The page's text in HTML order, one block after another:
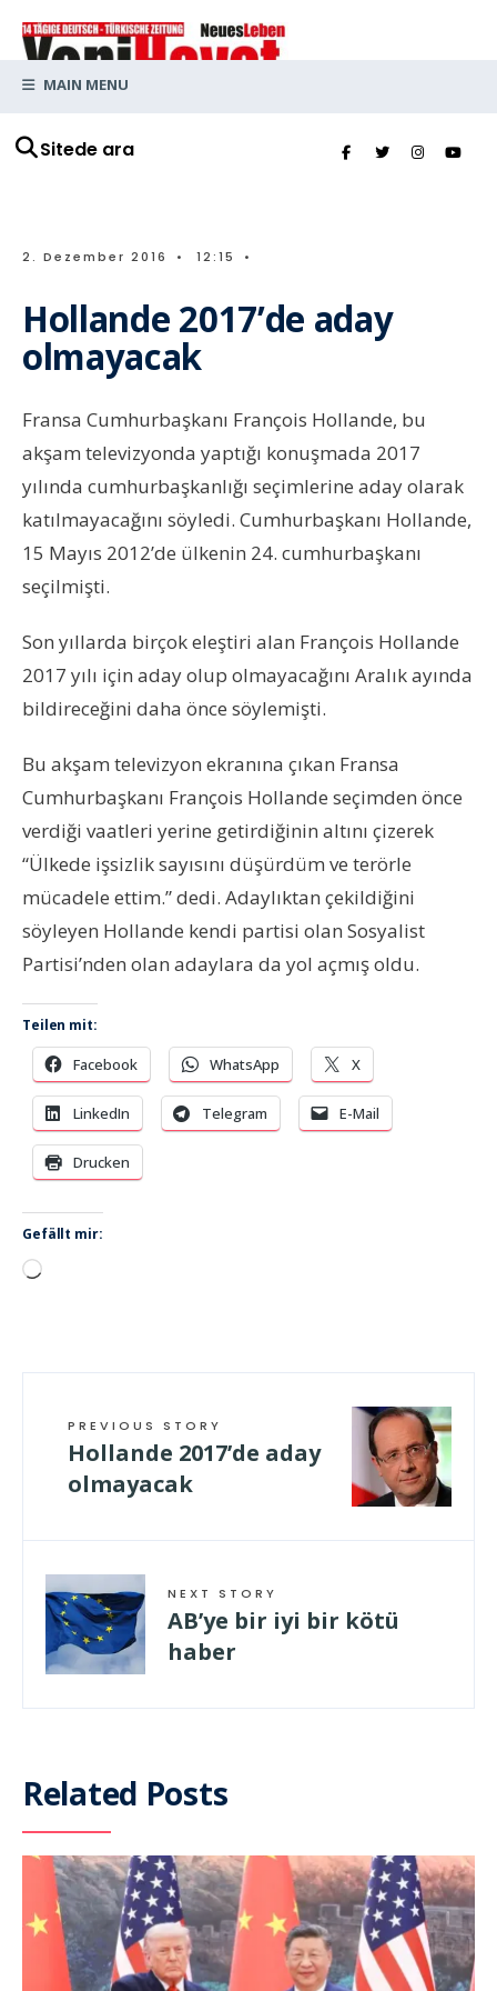
Sitede ara
MAIN MENU
2. Dezember 2016 • 12:15 •
Hollande 2017’de aday
olmayacak
Fransa Cumhurbaşkanı François Hollande, bu
akşam televizyonda yaptığı konuşmada 2017
yılında cumhurbaşkanlığı seçimlerine aday olarak
katılmayacağını söyledi. Cumhurbaşkanı Hollande,
15 Mayıs 2012’de ülkenin 24. cumhurbaşkanı
seçilmişti.
Son yıllarda birçok eleştiri alan François Hollande
2017 yılı için aday olup olmayacağını Aralık ayında
bildireceğini daha önce söylemişti.
Bu akşam televizyon ekranına çıkan Fransa
Cumhurbaşkanı François Hollande seçimden önce
verdiği vaatleri yerine getirdiğinin altını çizerek
“Ülkede işsizlik sayısını düşürdüm ve terörle
mücadele ettim.” dedi. Adaylıktan çekildiğini
söyleyen Hollande kendi partisi olan Sosyalist
Partisi’nden olan adaylara da yol açmış oldu.
Teilen mit:
Facebook WhatsApp X
LinkedIn Telegram E-Mail
Drucken
Gefällt mir:
Wird
PREVIOUS STORY
Hollande 2017’de aday
olmayacak
NEXT STORY
AB’ye bir iyi bir kötü
haber
Related Posts